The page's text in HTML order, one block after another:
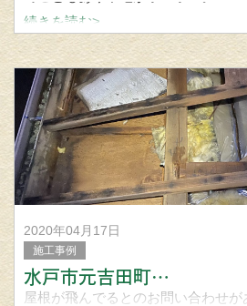
既存の屋根材はほぼ釘も止まってな
らやり直して、軽くて丈夫な金属
続きを読む>
2020年04月17日
施工事例
水戸市元吉田町…
屋根が飛んでるとのお問い合わせ